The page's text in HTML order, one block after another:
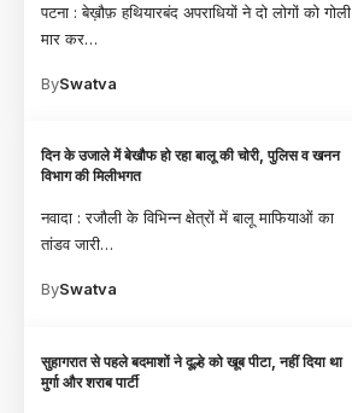
पटना : बेख़ौफ़ हथियारबंद अपराधियों ने दो लोगों को गोली
मार कर…
BySwatva
दिन के उजाले में बेखौफ हो रहा बालू की चोरी, पुलिस व खनन
विभाग की मिलीभगत
नवादा : रजौली के विभिन्न क्षेत्रों में बालू माफियाओं का
तांडव जारी…
BySwatva
सुहागरात से पहले बदमाशों ने दूल्हे को खूब पीटा, नहीं दिया था
मुर्गा और शराब पार्टी